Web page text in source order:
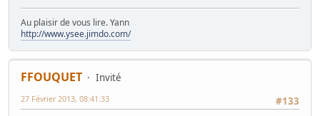
Au plaisir de vous lire. Yann
http://www.ysee.jimdo.com/
FFOUQUET
Invité
#133
27 Février 2013, 08:41:33